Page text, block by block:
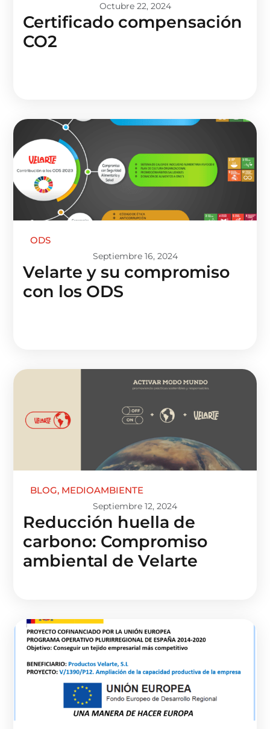
Octubre 22, 2024
Certificado compensación
CO2
ODS
Septiembre 16, 2024
Velarte y su compromiso
con los ODS
BLOG, MEDIOAMBIENTE
Septiembre 12, 2024
Reducción huella de
carbono: Compromiso
ambiental de Velarte